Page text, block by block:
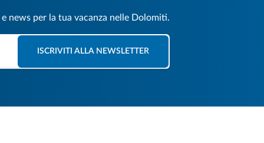
news per la tua vacanza nelle Dolomiti.
ISCRIVITI ALLA NEWSLETTER